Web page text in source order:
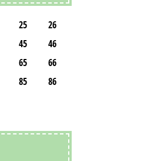
25
26
45
46
65
66
85
86